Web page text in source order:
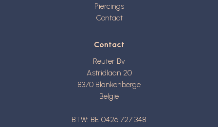
Piercings
Contact
Contact
Reuter Bv
Astridlaan 20
8370 Blankenberge
België
BTW: BE 0426 727 348